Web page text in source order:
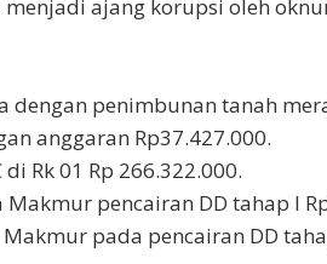
ajang korupsi oleh
dengan penimbunan tanah
anggaran Rp37.427.000.
Rk 01 Rp 266.322.000.
pencairan DD tahap I
pada pencairan DD